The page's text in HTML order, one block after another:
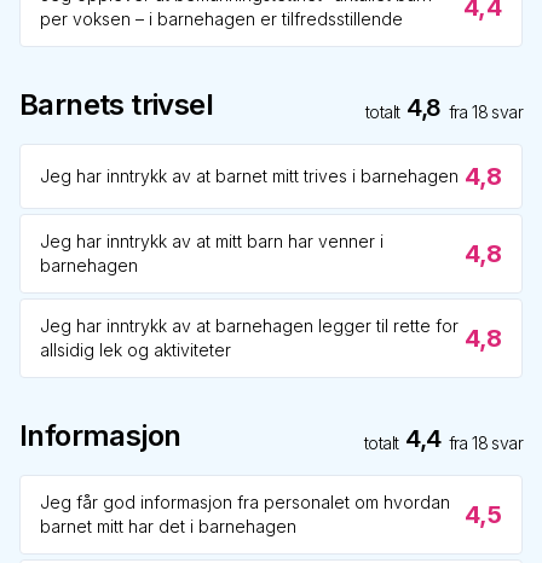
per voksen – i barnehagen er tilfredsstillende
4,4
Barnets trivsel totalt 4,8 fra18 svar
Jeg har inntrykk av at barnet mitt trives i barnehagen 4,8
Jeg har inntrykk av at mitt barn har venner i
barnehagen
4,8
Jeg har inntrykk av at barnehagen legger til rette for
allsidig lek og aktiviteter
4,8
Informasjon totalt 4,4 fra18 svar
Jeg får god informasjon fra personalet om hvordan
barnet mitt har det i barnehagen
4,5